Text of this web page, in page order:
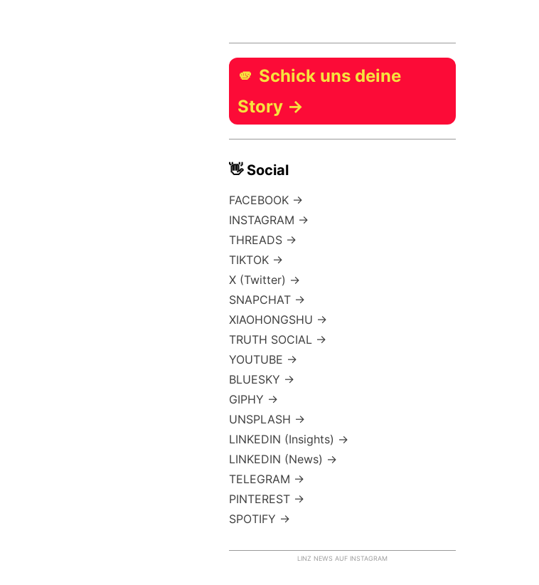
🫵 Schick uns deine
Story →
👋 Social
FACEBOOK →
INSTAGRAM →
THREADS →
TIKTOK →
X (Twitter) →
SNAPCHAT →
XIAOHONGSHU →
TRUTH SOCIAL →
YOUTUBE →
BLUESKY →
GIPHY →
UNSPLASH →
LINKEDIN (Insights) →
LINKEDIN (News) →
TELEGRAM →
PINTEREST →
SPOTIFY →
LINZ NEWS AUF INSTAGRAM